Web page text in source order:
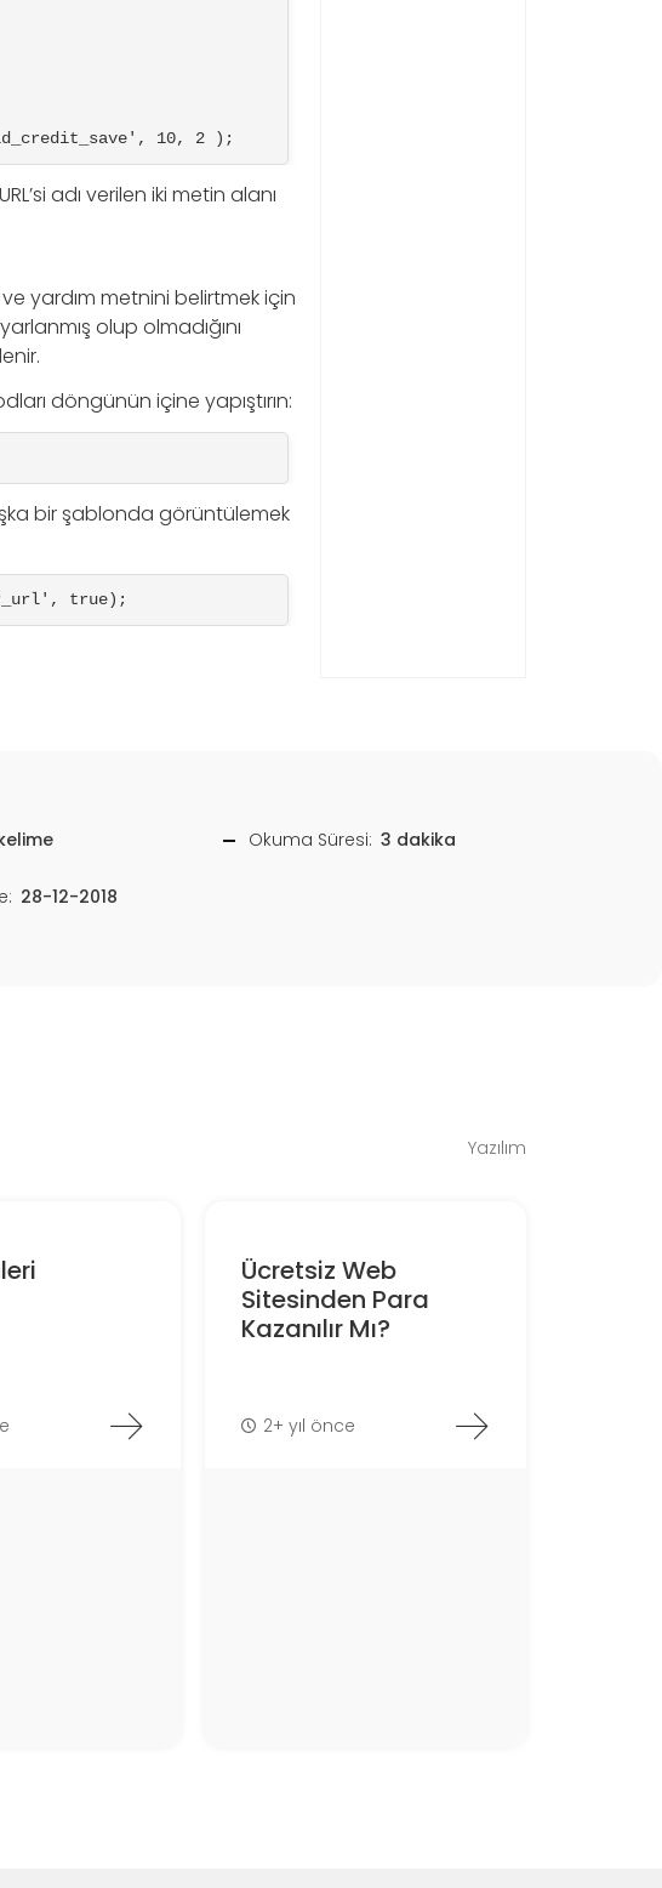
10, 2 );
adı verilen iki metin alanı
yardım metnini belirtmek için
olup olmadığını
döngünün içine yapıştırın:
bir şablonda görüntülemek
true);
Okuma Süresi: 3 dakika
28-12-2018
Yazılım
Ücretsiz Web
Sitesinden Para
Kazanılır Mı?
2+ yıl önce